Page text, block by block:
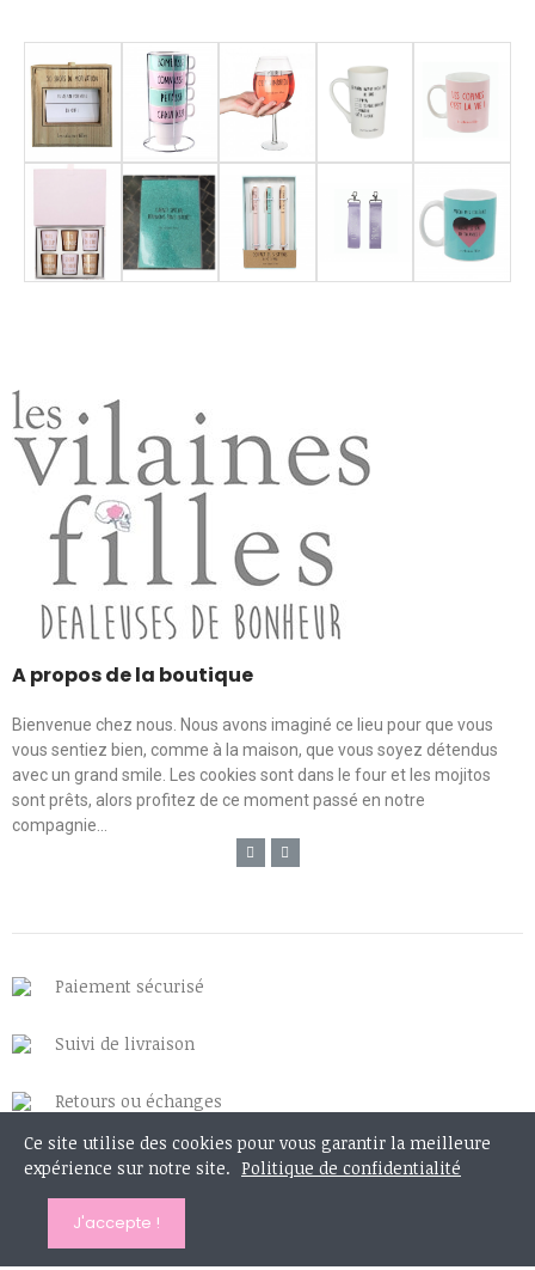
A propos de la boutique
Bienvenue chez nous. Nous avons imaginé ce lieu pour que vous
vous sentiez bien, comme à la maison, que vous soyez détendus
avec un grand smile. Les cookies sont dans le four et les mojitos
sont prêts, alors profitez de ce moment passé en notre
compagnie...
Paiement sécurisé
Suivi de livraison
Retours ou échanges
Mon compte
Ce site utilise des cookies pour vous garantir la meilleure
expérience sur notre site. Politique de confidentialité
J'accepte !